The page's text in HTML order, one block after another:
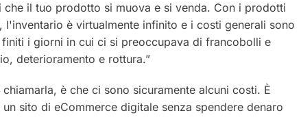
il tuo prodotto si muova e si venda. Con i prodotti
è virtualmente infinito e i costi generali sono
i giorni in cui ci si preoccupava di francobolli e
deterioramento e rottura.”
è che ci sono sicuramente alcuni costi. È
sito di eCommerce digitale senza spendere denaro